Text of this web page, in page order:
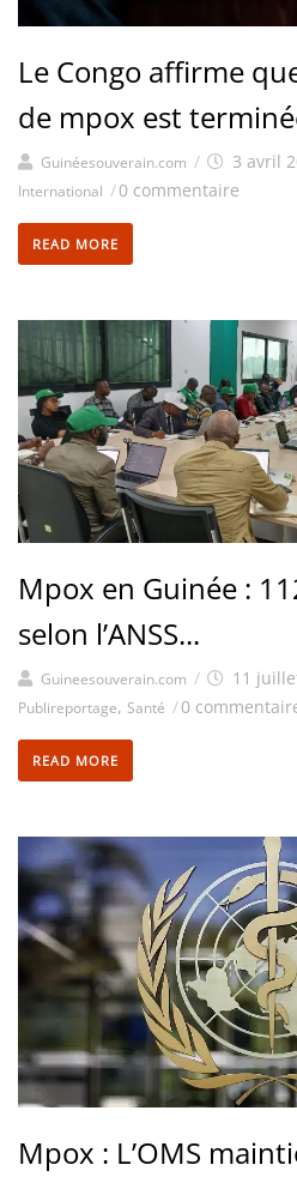
Le Congo affirme
de mpox est
Guinéesouverain.com / 3 avril
International /0 commentaire
READ MORE
Mpox en Guinée :
selon l’ANSS...
Guineesouverain.com / 11
Publireportage, Santé /0
READ MORE
Mpox : L’OMS